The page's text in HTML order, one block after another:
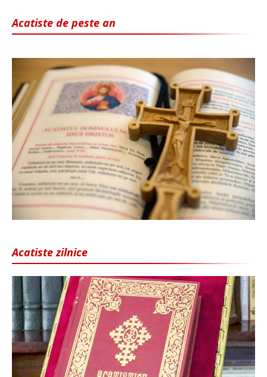
Acatiste de peste an
Acatiste zilnice